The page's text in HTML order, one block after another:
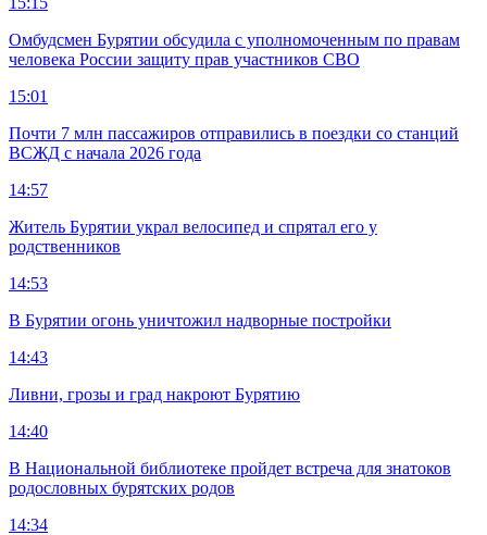
Омбудсмен Бурятии обсудила с уполномоченным по правам
человека России защиту прав участников СВО
15:01
Почти 7 млн пассажиров отправились в поездки со станций
ВСЖД с начала 2026 года
14:57
Житель Бурятии украл велосипед и спрятал его у
родственников
14:53
В Бурятии огонь уничтожил надворные постройки
14:43
Ливни, грозы и град накроют Бурятию
14:40
В Национальной библиотеке пройдет встреча для знатоков
родословных бурятских родов
14:34